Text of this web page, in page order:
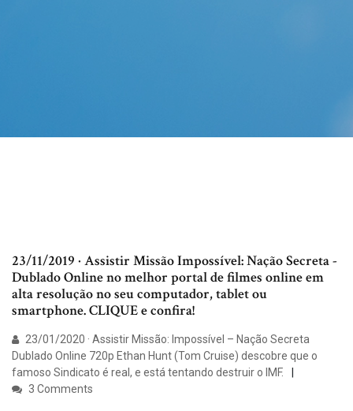
23/11/2019 · Assistir Missão Impossível: Nação Secreta -
Dublado Online no melhor portal de filmes online em
alta resolução no seu computador, tablet ou
smartphone. CLIQUE e confira!
23/01/2020 · Assistir Missão: Impossível – Nação Secreta
Dublado Online 720p Ethan Hunt (Tom Cruise) descobre que o
famoso Sindicato é real, e está tentando destruir o IMF.
3 Comments